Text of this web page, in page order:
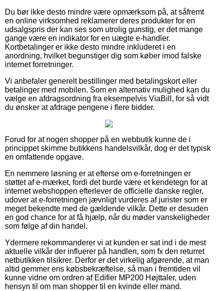
Du bør ikke desto mindre være opmærksom på, at såfremt
en online virksomhed reklamerer deres produkter for en
udsalgspris der kan ses som utrolig gunstig, er det mange
gange være en indikator for en uægte e-handler.
Kortbetalinger er ikke desto mindre inkluderet i en
anordning, hvilket begunstiger dig som køber imod falske
internet forretninger.
Vi anbefaler generelt bestillinger med betalingskort eller
betalinger med mobilen. Som en alternativ mulighed kan du
vælge en afdragsordning fra eksempelvis ViaBill, for så vidt
du ønsker at afdrage pengene i flere bidder.
Forud for at nogen shopper på en webbutik kunne de i
princippet skimme butikkens handelsvilkår, dog er det typisk
en omfattende opgave.
En nemmere løsning er at efterse om e-forretningen er
støttet af e-mærket, fordi det burde være et kendetegn for at
internet webshoppen efterlever de officielle danske regler,
udover at e-forretningen jævnligt vurderes af jurister som er
meget bekendte med de gældende vilkår. Dette er desuden
en god chance for at få hjælp, når du møder vanskeligheder
som følge af din handel.
Ydermere rekommanderer vi at kunden er sat ind i de mest
aktuelle vilkår der influerer på handlen, som fx den returret
netbutikken tilsikrer. Derfor er det virkelig afgørende, at man
altid gemmer ens købsbekræftelse, så man i fremtiden vil
kunne vidne om ordren af Edifier MP200 Højttaler, uden
hensyn til om man shopper til en kvinde eller mand.